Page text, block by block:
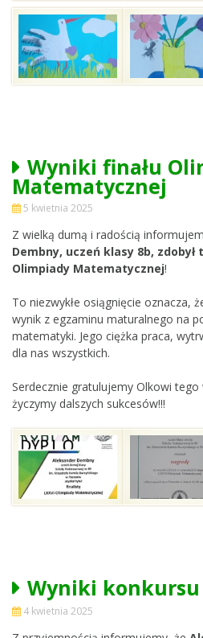
Wyniki finału
Matematycznej
5 kwietnia 2025
Z wielką dumą i radością
Dembny, uczeń klasy 8b, zdobył
Olimpiady Matematycznej!
To niezwykłe osiągnięcie oznacza,
wynik z egzaminu maturalnego na
matematyki. Jego ciężka praca,
dla nas wszystkich.
Serdecznie gratulujemy Olkowi
życzymy dalszych sukcesów!!!
Wyniki
4 kwietnia 2025